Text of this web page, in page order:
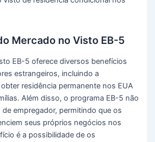
Mercado no Visto EB-5
EB-5 oferece diversos benefícios
estrangeiros, incluindo a
residência permanente nos EUA
Além disso, o programa EB-5 não
empregador, permitindo que os
seus próprios negócios nos
é a possibilidade de os